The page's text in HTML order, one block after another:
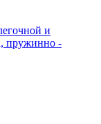
и
пружинно -